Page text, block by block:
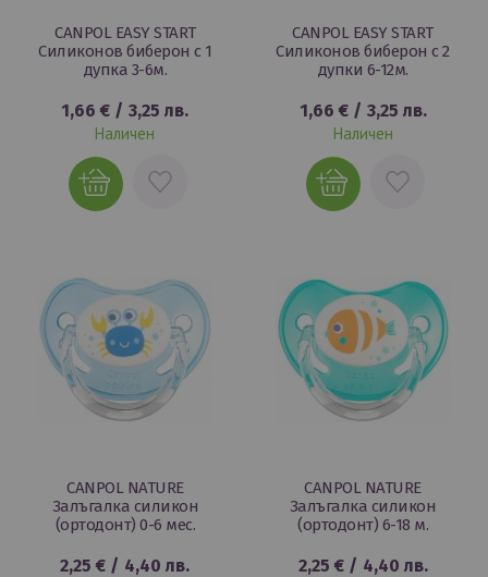
CANPOL EASY START
Силиконов биберон с 1
дупка 3-6м.
1,66 € / 3,25 лв.
Наличен
ДОБАВИ
CANPOL EASY START
Силиконов биберон с 2
дупки 6-12м.
1,66 €/ 3,25 лв.
Наличен
ДОБАВИ
CANPOL NATURE
Залъгалка силикон
(ортодонт) 0-6 мес.
2,25 € / 4,40 лв.
CANPOL NATURE
Залъгалка силикон
(ортодонт) 6-18 м.
2,25 €/ 4,40 лв.